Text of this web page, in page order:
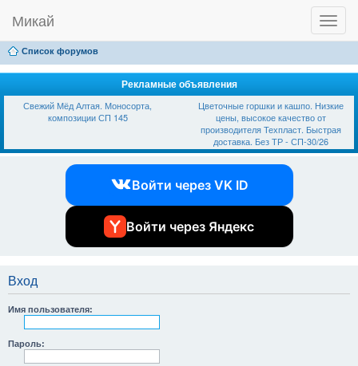
T
o
g
l
n
a
i
g
Микай
Ссылки Вход
Список форумов
Рекламные объявления
Свежий Мёд Алтая. Моносорта,
композиции СП 145
Цветочные горшки и кашпо. Низкие
цены, высокое качество от
производителя Техпласт. Быстрая
доставка. Без ТР - СП-30/26
Войти через VK ID
Войти через Яндекс
Вход
Имя пользователя:
Пароль: